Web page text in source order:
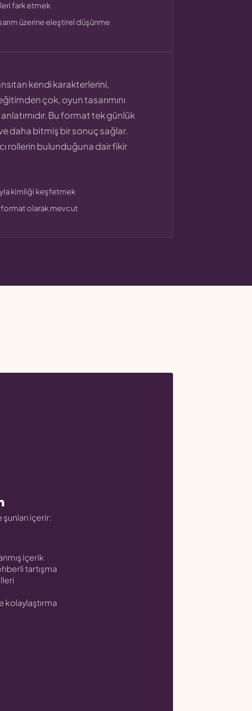
fark etmek
üzerine eleştirel düşünme
kendi karakterlerini,
çok, oyun tasarımını
Bu format tek günlük
daha bitmiş bir sonuç sağlar.
rollerin bulunduğuna dair fikir
kimliği keşfetmek
format olarak mevcut
içerir:
içerik
tartışma
kolaylaştırma